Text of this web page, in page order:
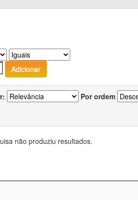
Por ordem
não produziu resultados.